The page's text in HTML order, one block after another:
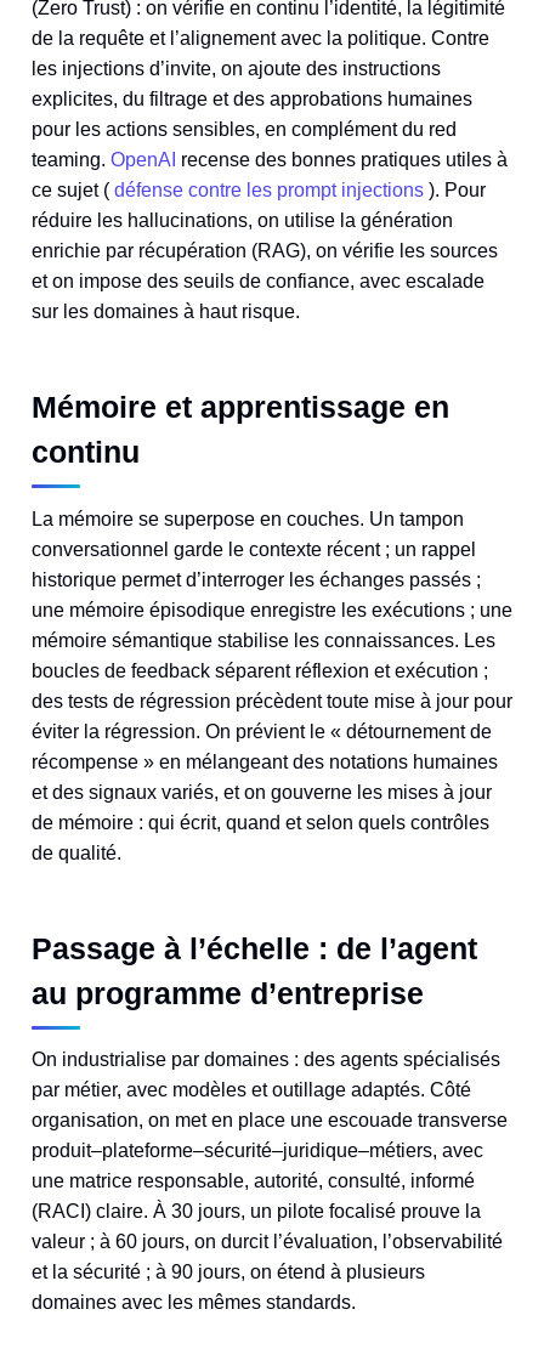
(Zero Trust) : on vérifie en continu l’identité, la légitimité
de la requête et l’alignement avec la politique. Contre
les injections d’invite, on ajoute des instructions
explicites, du filtrage et des approbations humaines
pour les actions sensibles, en complément du red
teaming. OpenAI recense des bonnes pratiques utiles à
ce sujet ( défense contre les prompt injections ). Pour
réduire les hallucinations, on utilise la génération
enrichie par récupération (RAG), on vérifie les sources
et on impose des seuils de confiance, avec escalade
sur les domaines à haut risque.
Mémoire et apprentissage en
continu
La mémoire se superpose en couches. Un tampon
conversationnel garde le contexte récent ; un rappel
historique permet d’interroger les échanges passés ;
une mémoire épisodique enregistre les exécutions ; une
mémoire sémantique stabilise les connaissances. Les
boucles de feedback séparent réflexion et exécution ;
des tests de régression précèdent toute mise à jour pour
éviter la régression. On prévient le « détournement de
récompense » en mélangeant des notations humaines
et des signaux variés, et on gouverne les mises à jour
de mémoire : qui écrit, quand et selon quels contrôles
de qualité.
Passage à l’échelle : de l’agent
au programme d’entreprise
On industrialise par domaines : des agents spécialisés
par métier, avec modèles et outillage adaptés. Côté
organisation, on met en place une escouade transverse
produit–plateforme–sécurité–juridique–métiers, avec
une matrice responsable, autorité, consulté, informé
(RACI) claire. À 30 jours, un pilote focalisé prouve la
valeur ; à 60 jours, on durcit l’évaluation, l’observabilité
et la sécurité ; à 90 jours, on étend à plusieurs
domaines avec les mêmes standards.